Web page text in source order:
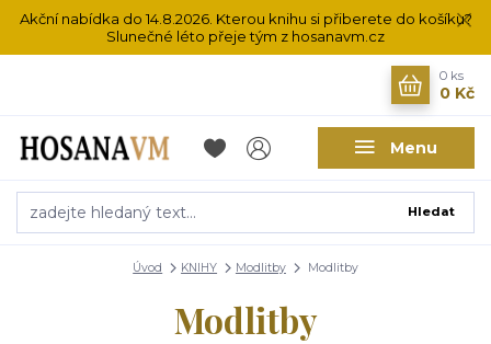
Akční nabídka do 14.8.2026. Kterou knihu si přiberete do košíku?
Slunečné léto přeje tým z hosanavm.cz
Menu
Hledat
0 ks
0 Kč
Úvod KNIHY Modlitby Modlitby
Modlitby